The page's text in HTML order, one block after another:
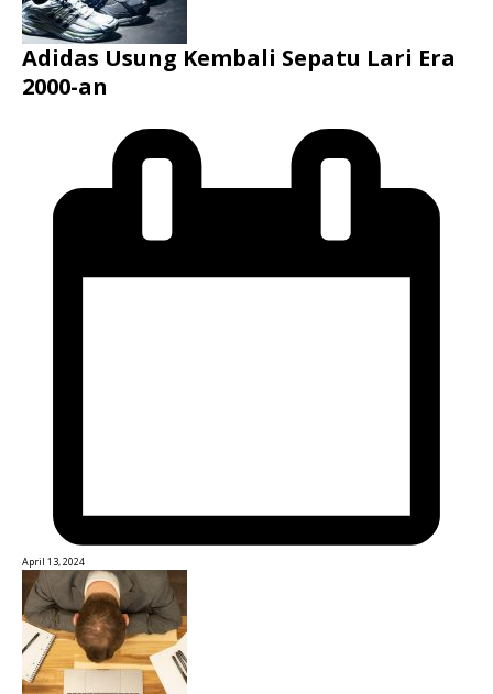
Adidas Usung Kembali Sepatu Lari Era
2000-an
April 13, 2024